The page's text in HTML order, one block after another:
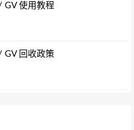
GV 使用教程
GV 回收政策